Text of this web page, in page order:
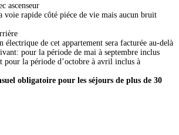
ascenseur
voie rapide côté piéce de vie mais aucun bruit
électrique de cet appartement sera facturée au-delà
pour la période de mai à septembre inclus
pour la période d’octobre à avril inclus à
obligatoire pour les séjours de plus de 30